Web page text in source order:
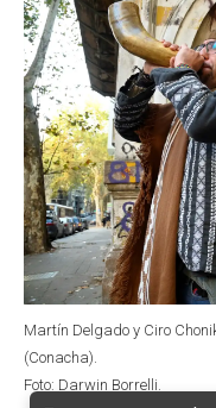
Martín Delgado y Ciro
(Conacha).
Foto: Darwin Borrelli.